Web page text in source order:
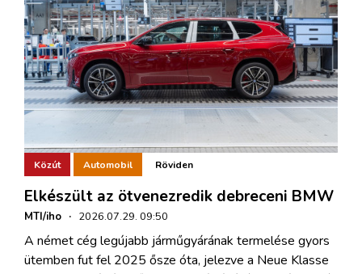
Közút Automobil Röviden
Elkészült az ötvenezredik debreceni BMW
MTI/iho · 2026.07.29. 09:50
A német cég legújabb járműgyárának termelése gyors
ütemben fut fel 2025 ősze óta, jelezve a Neue Klasse